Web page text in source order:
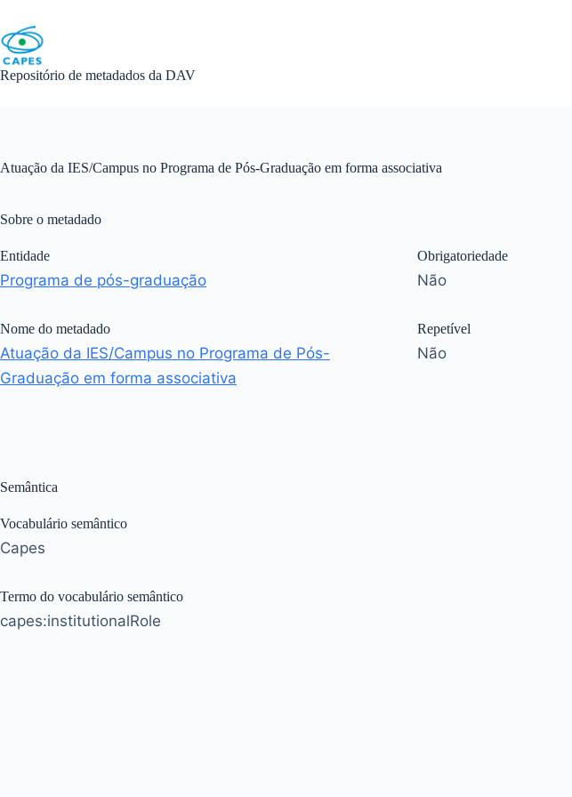
content
Repositório de metadados da DAV
Atuação da IES/Campus no Programa de Pós-Graduação em forma associativa
Sobre o metadado
Entidade
Programa de pós-graduação
Nome do metadado
Atuação da IES/Campus no Programa de Pós-
Graduação em forma associativa
Obrigatoriedade
Não
Repetível
Não
Semântica
Vocabulário semântico
Capes
Termo do vocabulário semântico
capes:institutionalRole